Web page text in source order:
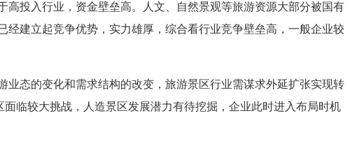
高投入行业，资金壁垒高。人文、自然景观等旅游资源大部分被国有
经建立起竞争优势，实力雄厚，综合看行业竞争壁垒高，一般企业较
业态的变化和需求结构的改变，旅游景区行业需谋求外延扩张实现转
临较大挑战，人造景区发展潜力有待挖掘，企业此时进入布局时机